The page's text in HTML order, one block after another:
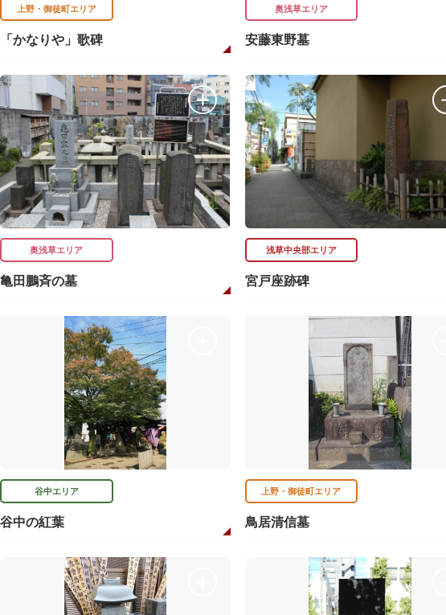
上野・御徒町エリア
「かなりや」歌碑
奥浅草エリア
安藤東野墓
奥浅草エリア
亀田鵬斉の墓
浅草中央部エリア
宮戸座跡碑
谷中エリア
谷中の紅葉
上野・御徒町エリア
鳥居清信墓